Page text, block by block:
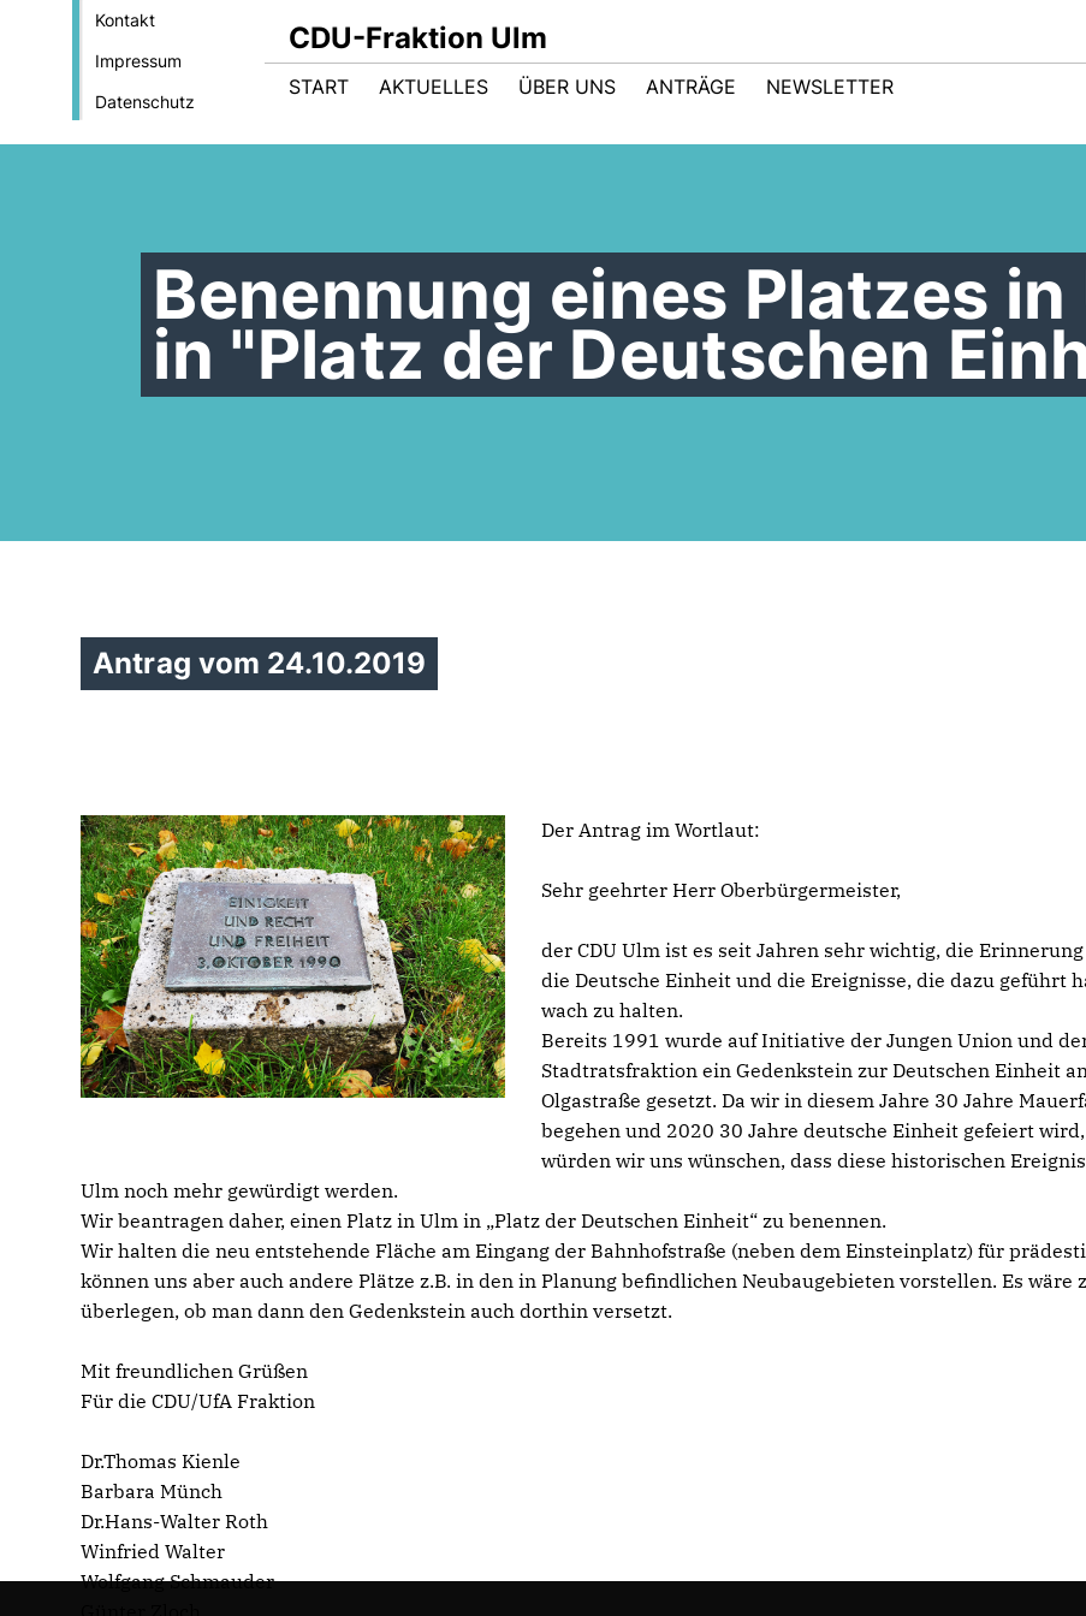
Kontakt
Impressum
Datenschutz
CDU-Fraktion Ulm
START AKTUELLES ÜBER UNS ANTRÄGE NEWSLETTER
Benennung eines Platzes in
in "Platz der Deutschen
Antrag vom 24.10.2019
Der Antrag im Wortlaut:
Sehr geehrter Herr Oberbürgermeister,
der CDU Ulm ist es seit Jahren sehr wichtig, die
die Deutsche Einheit und die Ereignisse, die dazu geführt
wach zu halten.
Bereits 1991 wurde auf Initiative der Jungen Union und
Stadtratsfraktion ein Gedenkstein zur Deutschen Einheit
Olgastraße gesetzt. Da wir in diesem Jahre 30 Jahre
begehen und 2020 30 Jahre deutsche Einheit gefeiert wird,
würden wir uns wünschen, dass diese historischen
Ulm noch mehr gewürdigt werden.
Wir beantragen daher, einen Platz in Ulm in „Platz der Deutschen Einheit“ zu benennen.
Wir halten die neu entstehende Fläche am Eingang der Bahnhofstraße (neben dem Einsteinplatz) für
können uns aber auch andere Plätze z.B. in den in Planung befindlichen Neubaugebieten vorstellen. Es wäre
überlegen, ob man dann den Gedenkstein auch dorthin versetzt.
Mit freundlichen Grüßen
Für die CDU/UfA Fraktion
Dr.Thomas Kienle
Barbara Münch
Dr.Hans-Walter Roth
Winfried Walter
Wolfgang Schmauder